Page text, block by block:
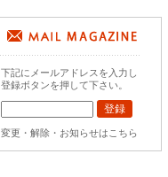
下記にメールアドレスを入力し
登録ボタンを押して下さい。
変更・解除・お知らせはこちら